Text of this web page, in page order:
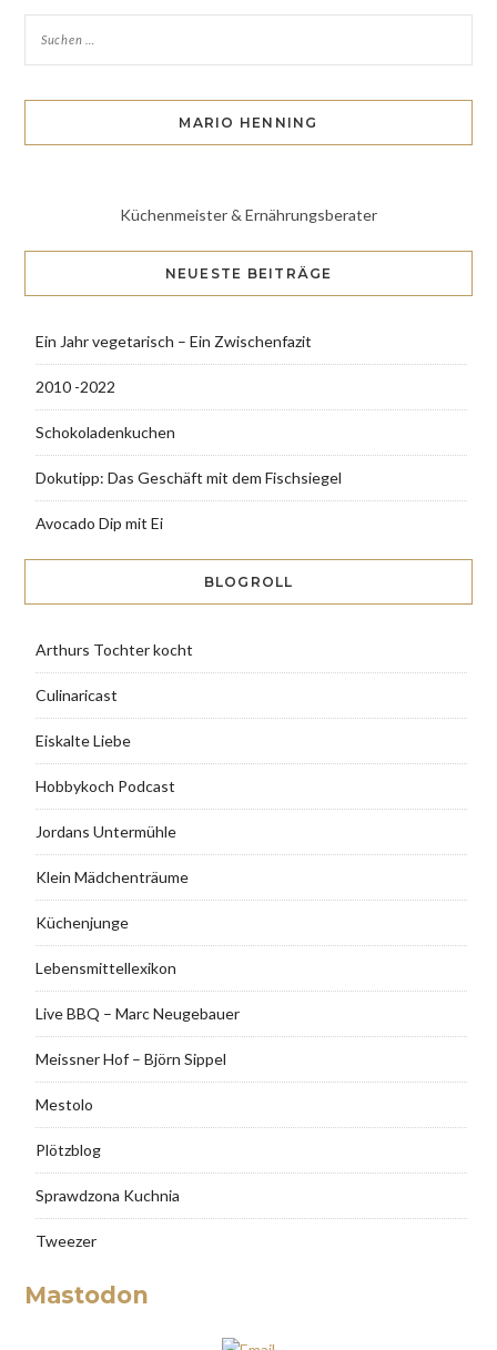
MARIO HENNING
Küchenmeister & Ernährungsberater
NEUESTE BEITRÄGE
Ein Jahr vegetarisch – Ein Zwischenfazit
2010 -2022
Schokoladenkuchen
Dokutipp: Das Geschäft mit dem Fischsiegel
Avocado Dip mit Ei
BLOGROLL
Arthurs Tochter kocht
Culinaricast
Eiskalte Liebe
Hobbykoch Podcast
Jordans Untermühle
Klein Mädchenträume
Küchenjunge
Lebensmittellexikon
Live BBQ – Marc Neugebauer
Meissner Hof – Björn Sippel
Mestolo
Plötzblog
Sprawdzona Kuchnia
Tweezer
Mastodon